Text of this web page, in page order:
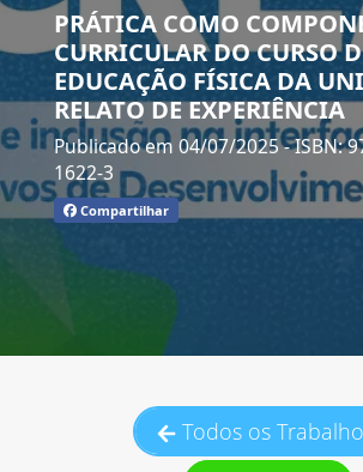
PRÁTICA COMO
CURRICULAR DO CURSO
EDUCAÇÃO FÍSICA DA
RELATO DE EXPERIÊNCIA
Publicado em 04/07/2025- ISBN:
1622-3
Compartilhar
Todos os